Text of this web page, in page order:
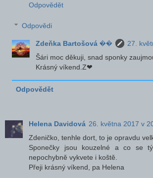
Odpovědět
Odpovědi
Zdeňka Bartošová ��
27.
Šári moc děkuji, snad sponky
Krásný víkend.Z❤
Odpovědět
Helena Davidová 26. května 2017 v
Zdeničko, tenhle dort, to je opravdu
Sponečky jsou kouzelné a co se
nepochybně vykvete i koště.
Přeji krásný víkend, pa Helena